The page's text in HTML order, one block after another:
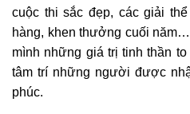
cuộc thi sắc đẹp, các giải
hàng, khen thưởng cuối
mình những giá trị tinh thần
tâm trí những người được
phúc.